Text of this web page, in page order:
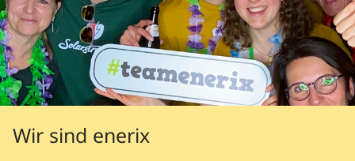
Wir sind enerix